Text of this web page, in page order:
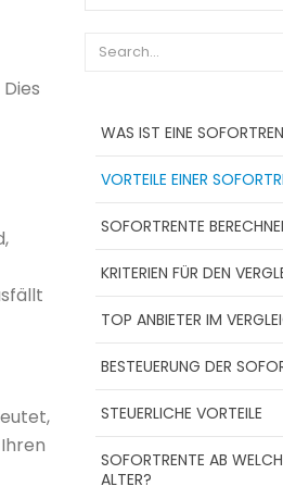
WAS IST EINE
VORTEILE EINER
SOFORTRENTE
KRITERIEN FÜR DEN
TOP ANBIETER IM
BESTEUERUNG DER
STEUERLICHE VORTEILE
SOFORTRENTE AB
ALTER?